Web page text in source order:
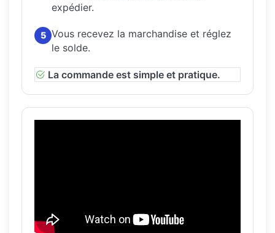
expédier.
5 Vous recevez la marchandise et réglez
le solde.
La commande est simple et pratique.